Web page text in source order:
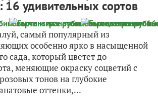
16 удивительных сортов
самый популярный из
особенно ярко в насыщенной
сада, который цветет до
меняющие окраску соцветий с
тонов на глубокие
оттенки,...